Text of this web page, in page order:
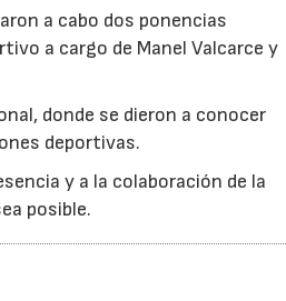
a cabo dos ponencias
a cargo de Manel Valcarce y
donde se dieron a conocer
deportivas.
y a la colaboración de la
posible.